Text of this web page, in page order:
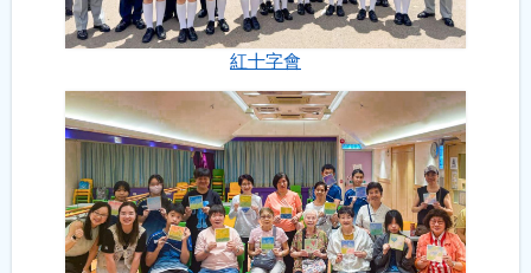
紅十字會